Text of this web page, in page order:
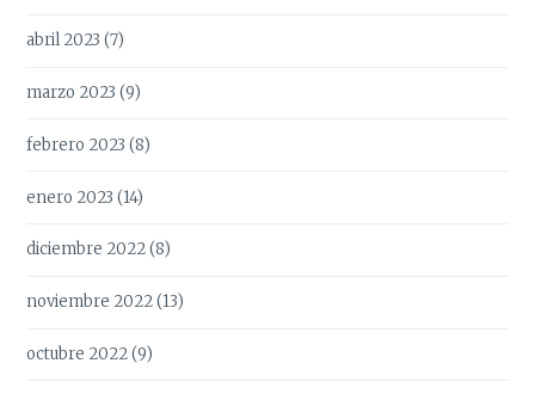
abril 2023 (7)
marzo 2023 (9)
febrero 2023 (8)
enero 2023 (14)
diciembre 2022(8)
noviembre 2022(13)
octubre 2022(9)